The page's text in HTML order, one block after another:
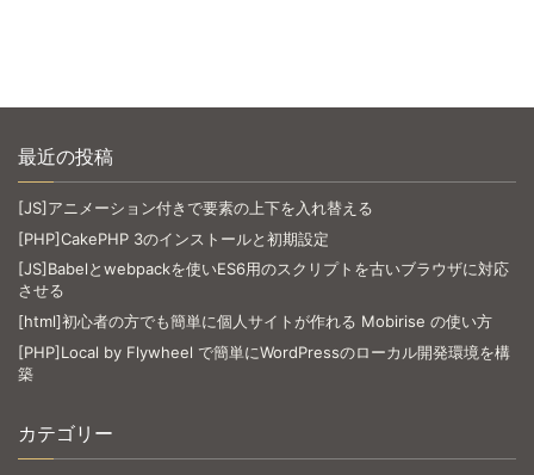
最近の投稿
[JS]アニメーション付きで要素の上下を入れ替える
[PHP]CakePHP 3のインストールと初期設定
[JS]Babelとwebpackを使いES6用のスクリプトを古いブラウザに対応
させる
[html]初心者の方でも簡単に個人サイトが作れる Mobirise の使い方
[PHP]Local by Flywheel で簡単にWordPressのローカル開発環境を構
築
カテゴリー